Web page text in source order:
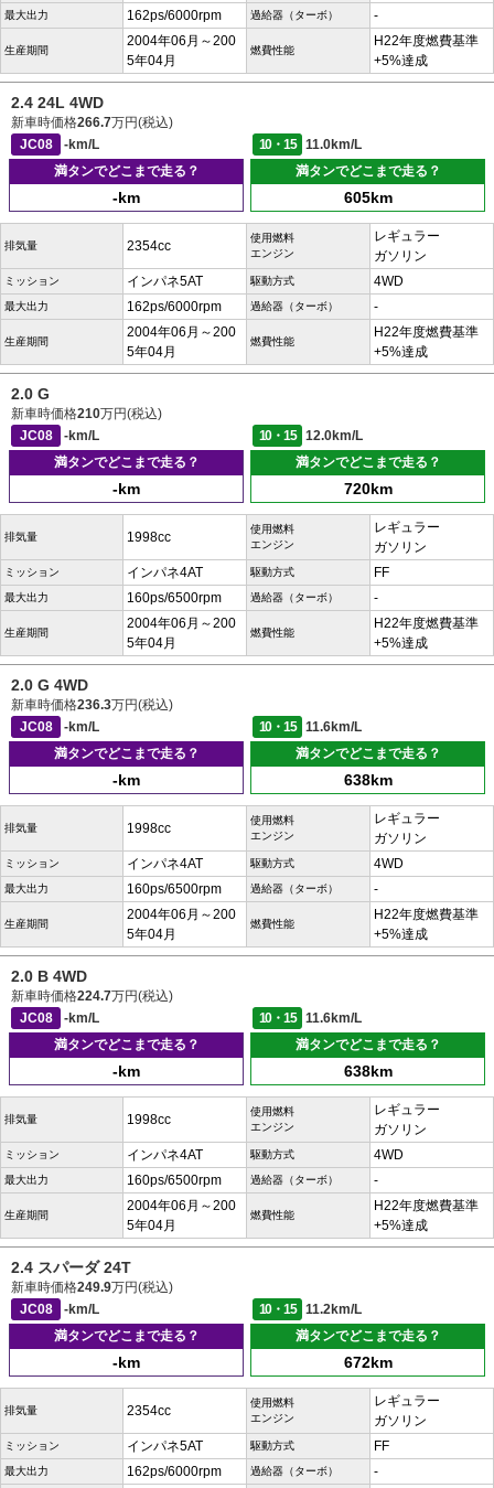
最大出力 162ps/6000rpm 過給器（ターボ） -
生産期間
2004年06月～200
5年04月
燃費性能
H22年度燃費基準
+5%達成
2.4 24L 4WD
新車時価格266.7万円(税込)
JC08
-km/L 10・15
11.0km/L
満タンでどこまで走る？
-km
満タンでどこまで走る？
605km
排気量 2354cc
使用燃料
エンジン
レギュラー
ガソリン
ミッション インパネ5AT 駆動方式 4WD
最大出力 162ps/6000rpm 過給器（ターボ） -
生産期間
2004年06月～200
5年04月
燃費性能
H22年度燃費基準
+5%達成
2.0 G
新車時価格210万円(税込)
JC08
-km/L 10・15
12.0km/L
満タンでどこまで走る？
-km
満タンでどこまで走る？
720km
排気量 1998cc
使用燃料
エンジン
レギュラー
ガソリン
ミッション インパネ4AT 駆動方式 FF
最大出力 160ps/6500rpm 過給器（ターボ） -
生産期間
2004年06月～200
5年04月
燃費性能
H22年度燃費基準
+5%達成
2.0 G 4WD
新車時価格236.3万円(税込)
JC08
-km/L 10・15
11.6km/L
満タンでどこまで走る？
-km
満タンでどこまで走る？
638km
排気量 1998cc
使用燃料
エンジン
レギュラー
ガソリン
ミッション インパネ4AT 駆動方式 4WD
最大出力 160ps/6500rpm 過給器（ターボ） -
生産期間
2004年06月～200
5年04月
燃費性能
H22年度燃費基準
+5%達成
2.0 B 4WD
新車時価格224.7万円(税込)
JC08
-km/L 10・15
11.6km/L
満タンでどこまで走る？
-km
満タンでどこまで走る？
638km
排気量 1998cc
使用燃料
エンジン
レギュラー
ガソリン
ミッション インパネ4AT 駆動方式 4WD
最大出力 160ps/6500rpm 過給器（ターボ） -
生産期間
2004年06月～200
5年04月
燃費性能
H22年度燃費基準
+5%達成
2.4 スパーダ 24T
新車時価格249.9万円(税込)
JC08
-km/L 10・15
11.2km/L
満タンでどこまで走る？
-km
満タンでどこまで走る？
672km
排気量 2354cc
使用燃料
エンジン
レギュラー
ガソリン
ミッション インパネ5AT 駆動方式 FF
最大出力 162ps/6000rpm 過給器（ターボ） -